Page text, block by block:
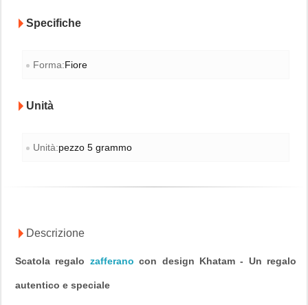
Specifiche
Forma:Fiore
Unità
Unità:pezzo 5 grammo
Descrizione
Scatola regalo zafferano con design Khatam - Un regalo
autentico e speciale